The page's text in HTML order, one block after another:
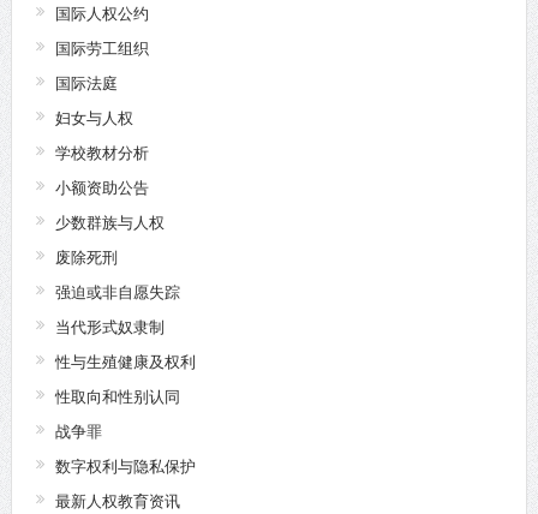
国际人权公约
国际劳工组织
国际法庭
妇女与人权
学校教材分析
小额资助公告
少数群族与人权
废除死刑
强迫或非自愿失踪
当代形式奴隶制
性与生殖健康及权利
性取向和性别认同
战争罪
数字权利与隐私保护
最新人权教育资讯